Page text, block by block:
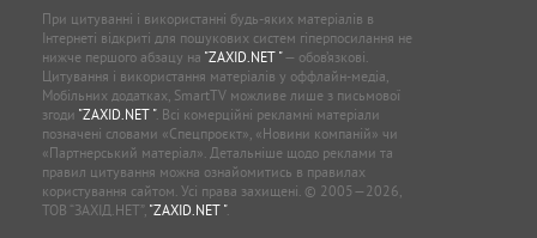
При цитуванні і використанні будь-яких матеріалів в
Інтернеті відкриті для пошукових систем гіперпосилання не
нижче першого абзацу на "ZAXID.NET "— обов’язкові.
Цитування і використання матеріалів у оффлайн-медіа,
Мобільних додатках, SmartTV можливе лише з письмової
згоди "ZAXID.NET ". Всі комерційні рекламні матеріали
позначені словами «Спецпроєкт», «Новини компаній» чи
«Партнерський матеріал». Детальніше щодо реклами та
правил цитування можна ознайомитись в правилах
користування сайтом. Усі права захищені. © 2005—2026,
ТОВ “ЗАХІД.НЕТ”, "ZAXID.NET ".